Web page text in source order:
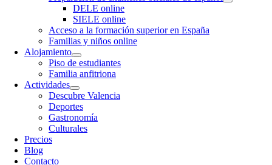
DELE online
SIELE online
Acceso a la formación superior en España
Familias y niños online
Alojamiento
Piso de estudiantes
Familia anfitriona
Actividades
Descubre Valencia
Deportes
Gastronomía
Culturales
Precios
Blog
Contacto